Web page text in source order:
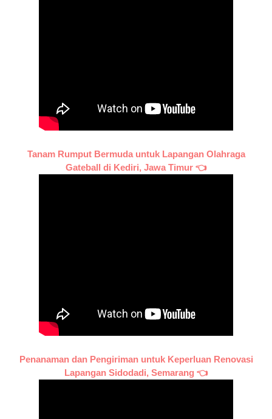
Tanam Rumput Bermuda untuk Lapangan Olahraga
Gateball di Kediri, Jawa Timur 👈
Penanaman dan Pengiriman untuk Keperluan Renovasi
Lapangan Sidodadi, Semarang 👈